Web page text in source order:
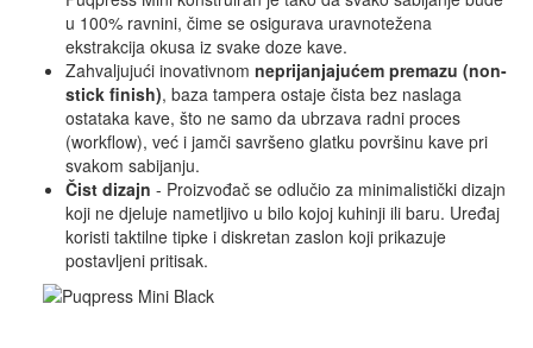
u 100% ravnini, čime se osigurava uravnotežena
ekstrakcija okusa iz svake doze kave.
Zahvaljujući inovativnom neprijanjajućem premazu (non-
stick finish), baza tampera ostaje čista bez naslaga
ostataka kave, što ne samo da ubrzava radni proces
(workflow), već i jamči savršeno glatku površinu kave pri
svakom sabijanju.
Čist dizajn - Proizvođač se odlučio za minimalistički dizajn
koji ne djeluje nametljivo u bilo kojoj kuhinji ili baru. Uređaj
koristi taktilne tipke i diskretan zaslon koji prikazuje
postavljeni pritisak.